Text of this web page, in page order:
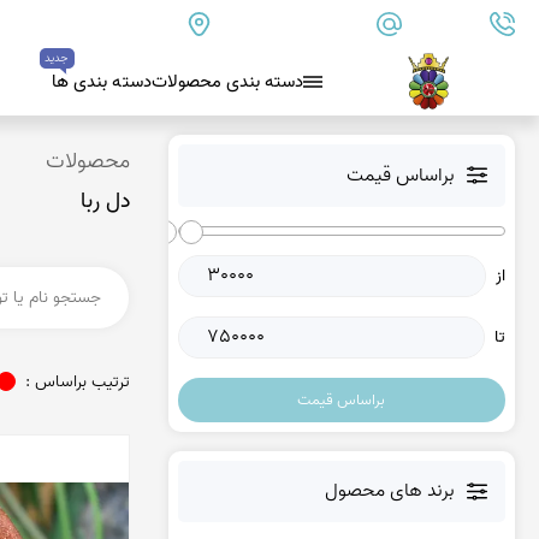
09179890157
info@goharanshop.com
دسته بندی محصولات
عقیق کلسدونی آبی
عقیق دروزی کلسدونی
عقیق کلسدونی قهوه ای
عقیق یمن زرد
عقیق یمن پرتقالی
دسته بندی ها
جدید
براساس قیمت
از
تا
براساس قیمت
برند های محصول
محصولات
دل ربا
ترتیب براساس :